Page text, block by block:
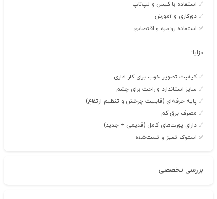
✅ استفاده با کیس و لپ‌تاپ
✅ دورکاری و آموزش
✅ استفاده روزمره و اقتصادی
مزایا:
✅ کیفیت تصویر خوب برای کار اداری
✅ سایز استاندارد و راحت برای چشم
✅ پایه حرفه‌ای (قابلیت چرخش و تنظیم ارتفاع)
✅ مصرف برق کم
✅ دارای پورت‌های کامل (قدیمی + جدید)
✅ استوک تمیز و تست‌شده
بررسی تخصصی